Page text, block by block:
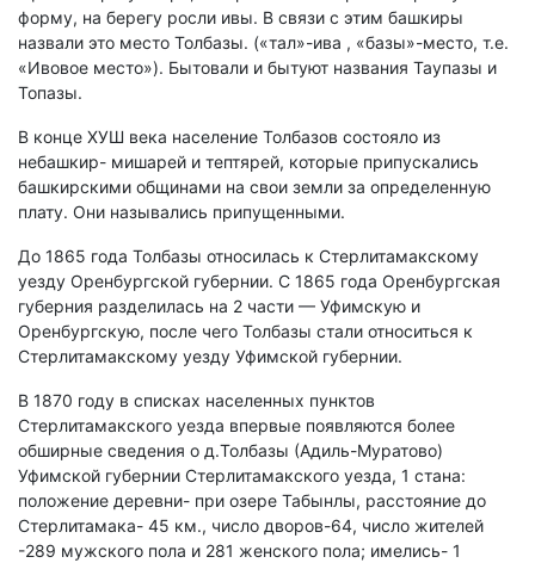
форму, на берегу росли ивы. В связи с этим башкиры
назвали это место Толбазы. («тал»-ива , «базы»-место, т.е.
«Ивовое место»). Бытовали и бытуют названия Таупазы и
Топазы.
В конце ХУШ века население Толбазов состояло из
небашкир- мишарей и тептярей, которые припускались
башкирскими общинами на свои земли за определенную
плату. Они назывались припущенными.
До 1865 года Толбазы относилась к Стерлитамакскому
уезду Оренбургской губернии. С 1865 года Оренбургская
губерния разделилась на 2 части — Уфимскую и
Оренбургскую, после чего Толбазы стали относиться к
Стерлитамакскому уезду Уфимской губернии.
В 1870 году в списках населенных пунктов
Стерлитамакского уезда впервые появляются более
обширные сведения о д.Толбазы (Адиль-Муратово)
Уфимской губернии Стерлитамакского уезда, 1 стана:
положение деревни- при озере Табынлы, расстояние до
Стерлитамака- 45 км., число дворов-64, число жителей
-289 мужского пола и 281 женского пола; имелись- 1